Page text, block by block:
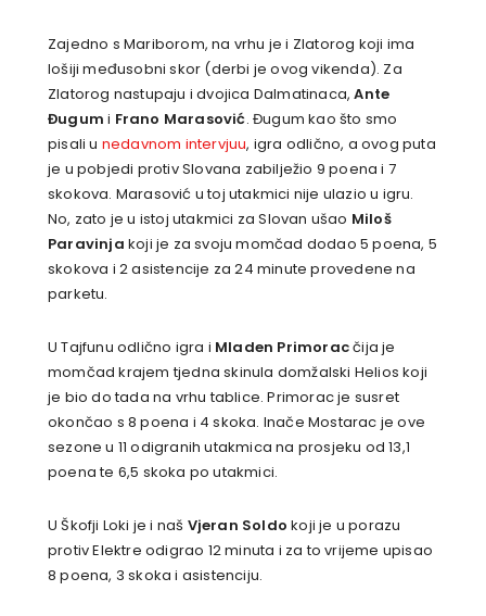
Zajedno s Mariborom, na vrhu je i Zlatorog koji ima
lošiji međusobni skor (derbi je ovog vikenda). Za
Zlatorog nastupaju i dvojica Dalmatinaca,Ante
Đugumi Frano Marasović. Đugum kao što smo
pisali u nedavnom intervjuu, igra odlično, a ovog puta
je u pobjedi protiv Slovana zabilježio 9 poena i 7
skokova. Marasović u toj utakmici nije ulazio u igru.
No, zato je u istoj utakmici za Slovan ušao Miloš
Paravinja koji je za svoju momčad dodao 5 poena, 5
skokova i 2 asistencije za 24 minute provedene na
parketu.
U Tajfunu odlično igra i Mladen Primoracčija je
momčad krajem tjedna skinula domžalski Helios koji
je bio do tada na vrhu tablice. Primorac je susret
okončao s 8 poena i 4 skoka. Inače Mostarac je ove
sezone u 11 odigranih utakmica na prosjeku od 13,1
poena te 6,5 skoka po utakmici.
U Škofji Loki je i naš Vjeran Soldo koji je u porazu
protiv Elektre odigrao 12 minuta i za to vrijeme upisao
8 poena, 3 skoka i asistenciju.